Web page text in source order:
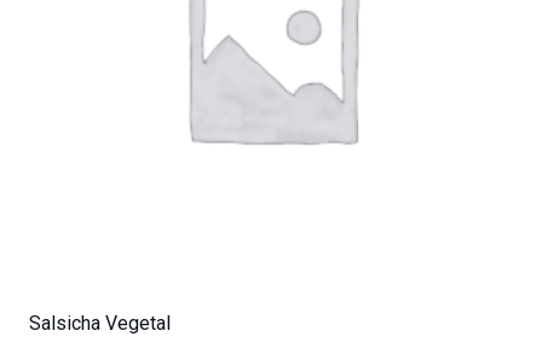
Salsicha Vegetal